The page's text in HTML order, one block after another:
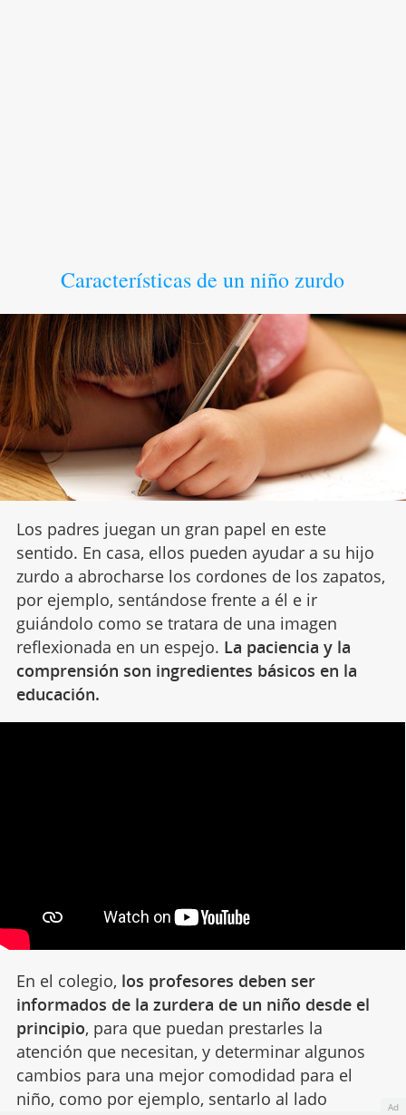
Características de un niño zurdo
Los padres juegan un gran papel en este
sentido. En casa, ellos pueden ayudar a su hijo
zurdo a abrocharse los cordones de los zapatos,
por ejemplo, sentándose frente a él e ir
guiándolo como se tratara de una imagen
reflexionada en un espejo. La paciencia y la
comprensión son ingredientes básicos en la
educación.
En el colegio, los profesores deben ser
informados de la zurdera de un niño desde el
principio, para que puedan prestarles la
atención que necesitan, y determinar algunos
cambios para una mejor comodidad para el
niño, como por ejemplo, sentarlo al lado
Ad